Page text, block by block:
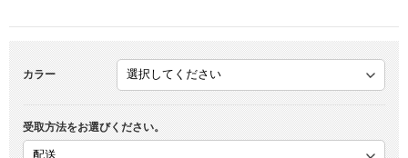
カラー
受取方法をお選びください。